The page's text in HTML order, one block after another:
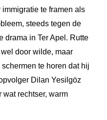
te framen als
steeds tegen de
drama in Ter Apel. Rutte
door wilde, maar
te horen dat hij
Dilan Yesilgöz
wat rechtser, warm